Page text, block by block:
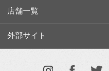
店舗一覧
外部サイト